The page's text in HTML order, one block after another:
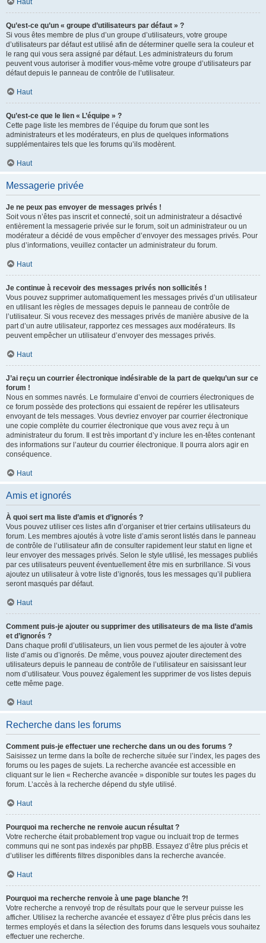
Haut
Qu’est-ce qu’un « groupe d’utilisateurs par défaut » ?
Si vous êtes membre de plus d’un groupe d’utilisateurs, votre groupe
d’utilisateurs par défaut est utilisé afin de déterminer quelle sera la couleur et
le rang qui vous sera assigné par défaut. Les administrateurs du forum
peuvent vous autoriser à modifier vous-même votre groupe d’utilisateurs par
défaut depuis le panneau de contrôle de l’utilisateur.
Haut
Qu’est-ce que le lien « L’équipe » ?
Cette page liste les membres de l’équipe du forum que sont les
administrateurs et les modérateurs, en plus de quelques informations
supplémentaires tels que les forums qu’ils modèrent.
Haut
Messagerie privée
Je ne peux pas envoyer de messages privés !
Soit vous n’êtes pas inscrit et connecté, soit un administrateur a désactivé
entièrement la messagerie privée sur le forum, soit un administrateur ou un
modérateur a décidé de vous empêcher d’envoyer des messages privés. Pour
plus d’informations, veuillez contacter un administrateur du forum.
Haut
Je continue à recevoir des messages privés non sollicités !
Vous pouvez supprimer automatiquement les messages privés d’un utilisateur
en utilisant les règles de messages depuis le panneau de contrôle de
l’utilisateur. Si vous recevez des messages privés de manière abusive de la
part d’un autre utilisateur, rapportez ces messages aux modérateurs. Ils
peuvent empêcher un utilisateur d’envoyer des messages privés.
Haut
J’ai reçu un courrier électronique indésirable de la part de quelqu’un sur ce
forum !
Nous en sommes navrés. Le formulaire d’envoi de courriers électroniques de
ce forum possède des protections qui essaient de repérer les utilisateurs
envoyant de tels messages. Vous devriez envoyer par courrier électronique
une copie complète du courrier électronique que vous avez reçu à un
administrateur du forum. Il est très important d’y inclure les en-têtes contenant
des informations sur l’auteur du courrier électronique. Il pourra alors agir en
conséquence.
Haut
Amis et ignorés
À quoi sert ma liste d’amis et d’ignorés ?
Vous pouvez utiliser ces listes afin d’organiser et trier certains utilisateurs du
forum. Les membres ajoutés à votre liste d’amis seront listés dans le panneau
de contrôle de l’utilisateur afin de consulter rapidement leur statut en ligne et
leur envoyer des messages privés. Selon le style utilisé, les messages publiés
par ces utilisateurs peuvent éventuellement être mis en surbrillance. Si vous
ajoutez un utilisateur à votre liste d’ignorés, tous les messages qu’il publiera
seront masqués par défaut.
Haut
Comment puis-je ajouter ou supprimer des utilisateurs de ma liste d’amis
et d’ignorés ?
Dans chaque profil d’utilisateurs, un lien vous permet de les ajouter à votre
liste d’amis ou d’ignorés. De même, vous pouvez ajouter directement des
utilisateurs depuis le panneau de contrôle de l’utilisateur en saisissant leur
nom d’utilisateur. Vous pouvez également les supprimer de vos listes depuis
cette même page.
Haut
Recherche dans les forums
Comment puis-je effectuer une recherche dans un ou des forums ?
Saisissez un terme dans la boîte de recherche située sur l’index, les pages des
forums ou les pages de sujets. La recherche avancée est accessible en
cliquant sur le lien « Recherche avancée » disponible sur toutes les pages du
forum. L’accès à la recherche dépend du style utilisé.
Haut
Pourquoi ma recherche ne renvoie aucun résultat ?
Votre recherche était probablement trop vague ou incluait trop de termes
communs qui ne sont pas indexés par phpBB. Essayez d’être plus précis et
d’utiliser les différents filtres disponibles dans la recherche avancée.
Haut
Pourquoi ma recherche renvoie à une page blanche ?!
Votre recherche a renvoyé trop de résultats pour que le serveur puisse les
afficher. Utilisez la recherche avancée et essayez d’être plus précis dans les
termes employés et dans la sélection des forums dans lesquels vous souhaitez
effectuer une recherche.